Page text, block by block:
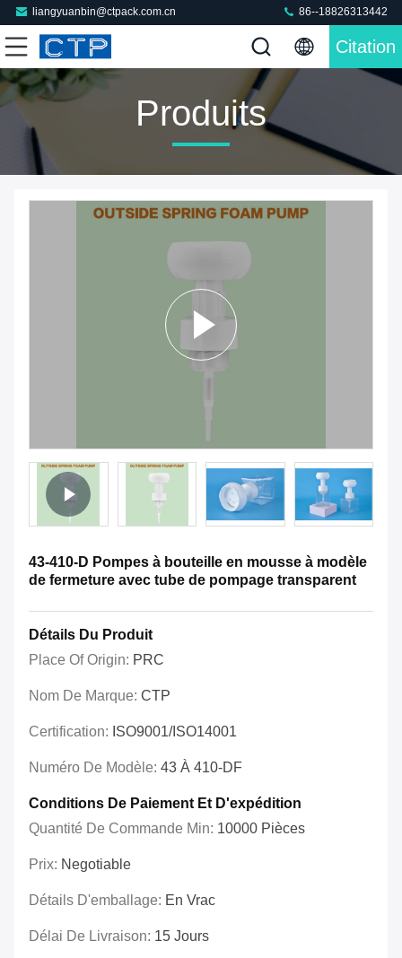
liangyuanbin@ctpack.com.cn 86--18826313442
Citation
Produits
43-410-D Pompes à bouteille en mousse à modèle
de fermeture avec tube de pompage transparent
Détails Du Produit
Place Of Origin: PRC
Nom De Marque: CTP
Certification: ISO9001/ISO14001
Numéro De Modèle: 43 À 410-DF
Conditions De Paiement Et D'expédition
Quantité De Commande Min: 10000 Pièces
Prix: Negotiable
Détails D'emballage: En Vrac
Délai De Livraison: 15 Jours